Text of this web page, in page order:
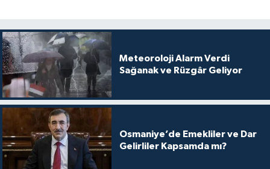
Meteoroloji Alarm Verdi
Sağanak ve Rüzgâr Geliyor
Osmaniye’de Emekliler ve Dar
Gelirliler Kapsamda mı?